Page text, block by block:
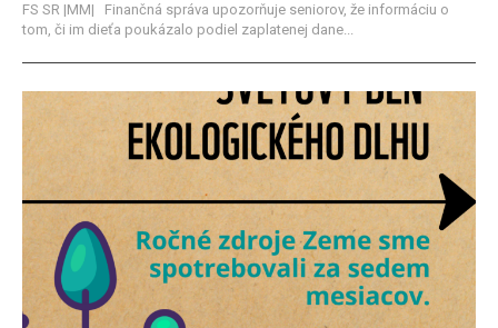
FS SR |MM| Finančná správa upozorňuje seniorov, že informáciu o
tom, či im dieťa poukázalo podiel zaplatenej dane...